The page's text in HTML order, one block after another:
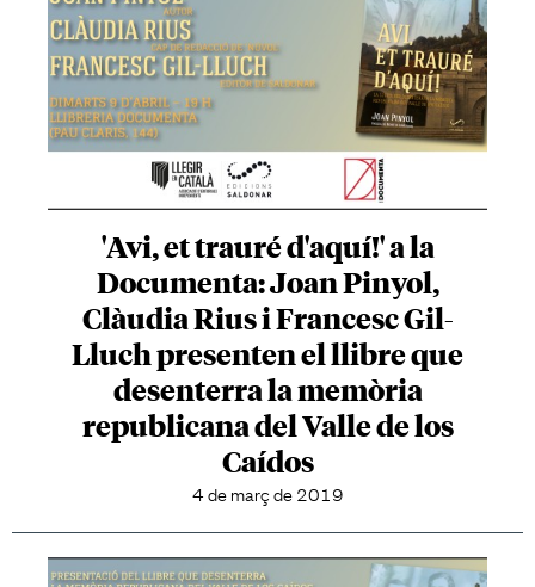
'Avi, et trauré d'aquí!' a la
Documenta: Joan Pinyol,
Clàudia Rius i Francesc Gil-
Lluch presenten el llibre que
desenterra la memòria
republicana del Valle de los
Caídos
4 de març de 2019